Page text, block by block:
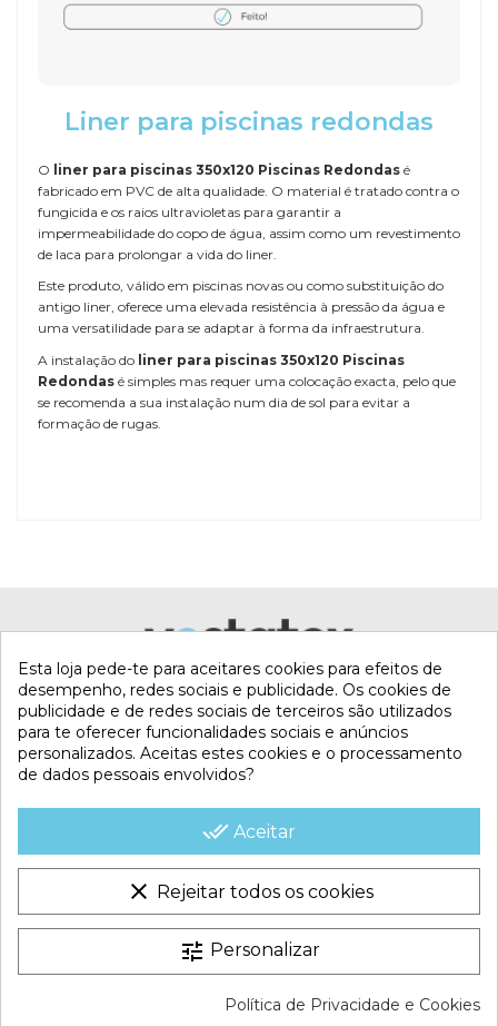
Liner para piscinas redondas
O liner para piscinas 350x120 Piscinas Redondas é
fabricado em PVC de alta qualidade. O material é tratado contra o
fungicida e os raios ultravioletas para garantir a
impermeabilidade do copo de água, assim como um revestimento
de laca para prolongar a vida do liner.
Este produto, válido em piscinas novas ou como substituição do
antigo liner, oferece uma elevada resistência à pressão da água e
uma versatilidade para se adaptar à forma da infraestrutura.
A instalação do liner para piscinas 350x120 Piscinas
Redondas é simples mas requer uma colocação exacta, pelo que
se recomenda a sua instalação num dia de sol para evitar a
formação de rugas.
CONTACTA CON NOSOTROS
CONDICIONES COMERCIALES
Aviso legal | Termos e Condições |
Esta loja pede-te para aceitares cookies para efeitos de
desempenho, redes sociais e publicidade. Os cookies de
publicidade e de redes sociais de terceiros são utilizados
para te oferecer funcionalidades sociais e anúncios
personalizados. Aceitas estes cookies e o processamento
de dados pessoais envolvidos?
done_all Aceitar
clear Rejeitar todos os cookies
tune Personalizar
Política de Privacidade e Cookies